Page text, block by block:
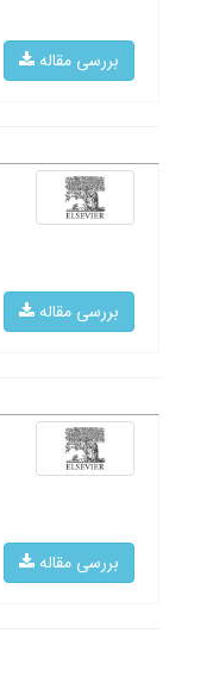
بررسی مقاله
بررسی مقاله
بررسی مقاله